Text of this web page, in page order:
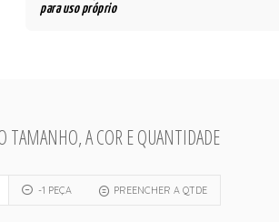
para uso próprio
TAMANHO, A COR E QUANTIDADE
-1 PEÇA PREENCHER A QTDE